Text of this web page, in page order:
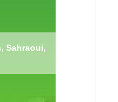
Sahraoui,